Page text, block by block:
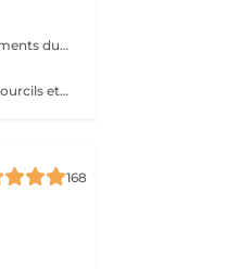
Le laser Q-Switched fragmente progressivement les pigments du tatouage afin que l'organisme les élimine naturellement. Tatouages noirs Tatouages rouges Tatouages bleus Certains pigments colorés (selon leur composition) En moyenne 4 à 10 séances, espacées de 6 à 8 semaines, sont nécessaires. À LIRE AVANT VOTRE SÉANCE Évitez toute exposition au soleil et aux UV pendant les 2 semaines avant et après la séance. Informez-nous si vous prenez un traitement photosensibilisant. Traitement contre-indiqué pendant la grossesse. Le traitement ne peut pas être réalisé sur une peau infectée, brûlée ou présentant une plaie. Ne pas appliquer de rétinol, d'acides exfoliants ou de produits irritants sur la zone avant et après le traitement. Respectez un délai minimum de 6 à 8 semaines entre chaque séance.
Élimination progressive du maquillage permanent des sourcils et des lèvres à l'aide d'un laser Q-Switched. Le nombre de séances dépend de: la couleur du pigment la profondeur d'implantation l'ancienneté du maquillage permanent la réaction individuelle de la peau 17 En moyenne 3 à 8 séances, espacées de 6 à 8 semaines, sont nécessaires. À LIRE AVANT VOTRE SÉANCE Évitez toute exposition au soleil et aux UV pendant les 2 semaines avant et après la séance. Informez-nous si vous prenez un traitement photosensibilisant. Traitement contre-indiqué pendant la grossesse. Le traitement ne peut pas être réalisé sur une peau infectée, brûlée ou présentant une plaie. Ne pas appliquer de rétinol, d'acides exfoliants ou de produits irritants sur la zone avant et après le traitement. Respectez un délai minimum de 6 à 8 semaines entre chaque séance.
168